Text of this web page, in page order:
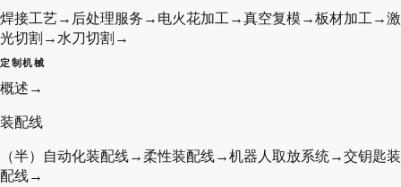
焊接工艺→ 后处理服务→电火花加工→真空复模→板材加工→激
光切割→水刀切割→
定制机械
概述→
装配线
（半）自动化装配线→柔性装配线→机器人取放系统→交钥匙装
配线→